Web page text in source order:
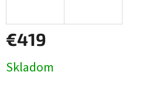
€419
cena:
Skladom